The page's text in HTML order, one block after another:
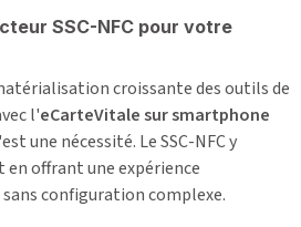
SSC-NFC pour votre
croissante des outils de
l'eCarteVitale sur smartphone
une nécessité. Le SSC-NFC y
offrant une expérience
configuration complexe.